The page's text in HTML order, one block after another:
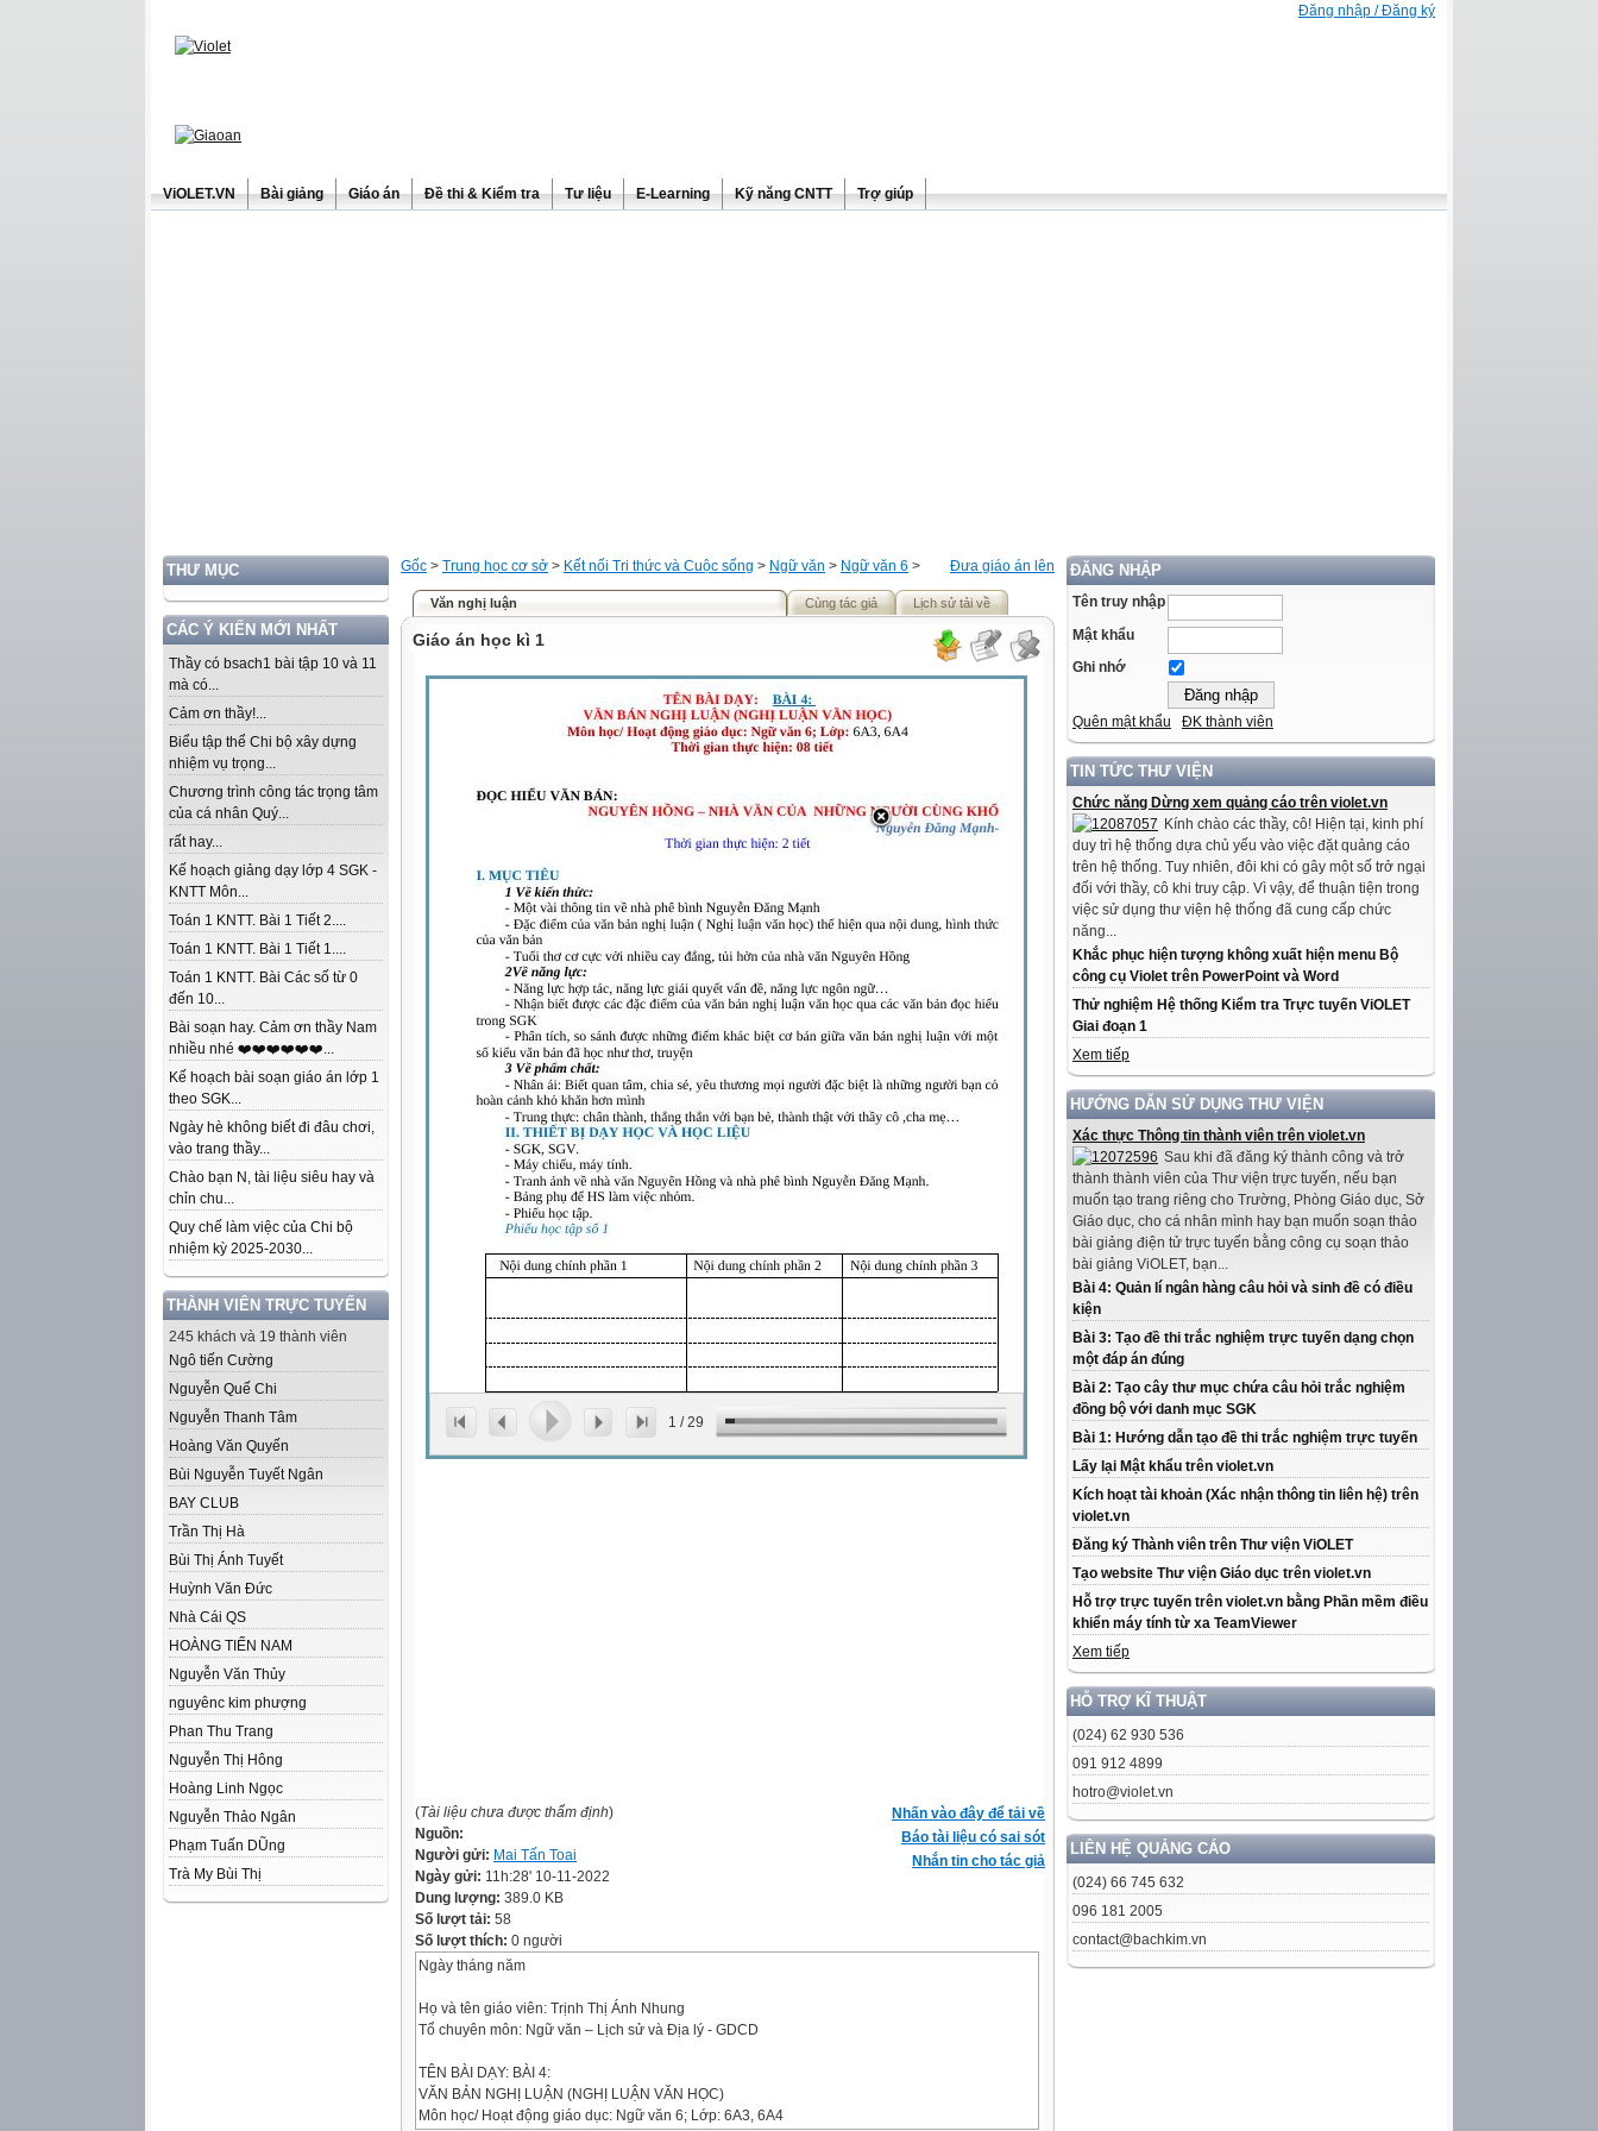
Đăng nhập / Đăng ký
ViOLET.VN Bài giảng Giáo án Đề thi & Kiểm tra Tư liệu E-Learning Kỹ năng CNTT Trợ giúp
THƯ MỤC
CÁC Ý KIẾN MỚI NHẤT
Thầy có bsach1 bài tập 10 và 11
mà có...
Cảm ơn thầy!...
Biểu tập thể Chi bộ xây dựng
nhiệm vụ trọng...
Chương trình công tác trọng tâm
của cá nhân Quý...
rất hay...
Kế hoạch giảng dạy lớp 4 SGK -
KNTT Môn...
Toán 1 KNTT. Bài 1 Tiết 2....
Toán 1 KNTT. Bài 1 Tiết 1....
Toán 1 KNTT. Bài Các số từ 0
đến 10...
Bài soạn hay. Cảm ơn thầy Nam
nhiều nhé ❤️❤️❤️❤️❤️❤️...
Kế hoạch bài soạn giáo án lớp 1
theo SGK...
Ngày hè không biết đi đâu chơi,
vào trang thầy...
Chào bạn N, tài liệu siêu hay và
chỉn chu...
Quy chế làm việc của Chi bộ
nhiệm kỳ 2025-2030...
THÀNH VIÊN TRỰC TUYẾN
245 khách và 19 thành viên
Ngô tiến Cường
Nguyễn Quế Chi
Nguyễn Thanh Tâm
Hoàng Văn Quyến
Bùi Nguyễn Tuyết Ngân
BAY CLUB
Trần Thị Hà
Bùi Thị Ánh Tuyết
Huỳnh Văn Đức
Nhà Cái QS
HOÀNG TIẾN NAM
Nguyễn Văn Thủy
nguyênc kim phượng
Phan Thu Trang
Nguyễn Thị Hông
Hoàng Linh Ngọc
Nguyễn Thảo Ngân
Phạm Tuấn DŨng
Trà My Bùi Thị
ĐĂNG NHẬP
Tên truy nhập
Mật khẩu
Ghi nhớ
Quên mật khẩu ĐK thành viên
TIN TỨC THƯ VIỆN
Chức năng Dừng xem quảng cáo trên violet.vn
Kính chào các thầy, cô! Hiện tại, kinh phí
duy trì hệ thống dựa chủ yếu vào việc đặt quảng cáo
trên hệ thống. Tuy nhiên, đôi khi có gây một số trở ngại
đối với thầy, cô khi truy cập. Vì vậy, để thuận tiện trong
việc sử dụng thư viện hệ thống đã cung cấp chức
năng...
Khắc phục hiện tượng không xuất hiện menu Bộ
công cụ Violet trên PowerPoint và Word
Thử nghiệm Hệ thống Kiểm tra Trực tuyến ViOLET
Giai đoạn 1
Xem tiếp
HƯỚNG DẪN SỬ DỤNG THƯ VIỆN
Xác thực Thông tin thành viên trên violet.vn
Sau khi đã đăng ký thành công và trở
thành thành viên của Thư viện trực tuyến, nếu bạn
muốn tạo trang riêng cho Trường, Phòng Giáo dục, Sở
Giáo dục, cho cá nhân mình hay bạn muốn soạn thảo
bài giảng điện tử trực tuyến bằng công cụ soạn thảo
bài giảng ViOLET, bạn...
Bài 4: Quản lí ngân hàng câu hỏi và sinh đề có điều
kiện
Bài 3: Tạo đề thi trắc nghiệm trực tuyến dạng chọn
một đáp án đúng
Bài 2: Tạo cây thư mục chứa câu hỏi trắc nghiệm
đồng bộ với danh mục SGK
Bài 1: Hướng dẫn tạo đề thi trắc nghiệm trực tuyến
Lấy lại Mật khẩu trên violet.vn
Kích hoạt tài khoản (Xác nhận thông tin liên hệ) trên
violet.vn
Đăng ký Thành viên trên Thư viện ViOLET
Tạo website Thư viện Giáo dục trên violet.vn
Hỗ trợ trực tuyến trên violet.vn bằng Phần mềm điều
khiển máy tính từ xa TeamViewer
Xem tiếp
HỖ TRỢ KĨ THUẬT
(024) 62 930 536
091 912 4899
hotro@violet.vn
LIÊN HỆ QUẢNG CÁO
(024) 66 745 632
096 181 2005
contact@bachkim.vn
Đưa giáo án lên
Gốc > Trung học cơ sở > Kết nối Tri thức và Cuộc sống > Ngữ văn > Ngữ văn 6 >
Văn nghị luận Cùng tác giả Lịch sử tải về
Giáo án học kì 1
1 /29
Nhấn vào đây để tải về
Báo tài liệu có sai sót
Nhắn tin cho tác giả
(Tài liệu chưa được thẩm định)
Nguồn:
Người gửi: Mai Tấn Toai
Ngày gửi: 11h:28' 10-11-2022
Dung lượng: 389.0 KB
Số lượt tải: 58
Số lượt thích: 0 người
Ngày tháng năm
Họ và tên giáo viên: Trịnh Thị Ánh Nhung
Tổ chuyên môn: Ngữ văn – Lịch sử và Địa lý - GDCD
TÊN BÀI DẠY: BÀI 4:
VĂN BẢN NGHỊ LUẬN (NGHỊ LUẬN VĂN HỌC)
Môn học/ Hoạt động giáo dục: Ngữ văn 6; Lớp: 6A3, 6A4